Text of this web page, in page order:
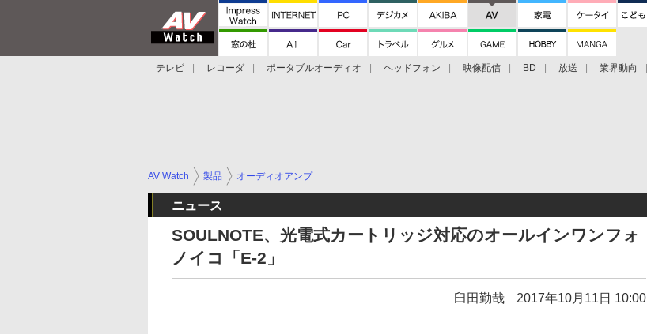
テレビ レコーダ ポータブルオーディオ ヘッドフォン 映像配信 BD 放送 業界動向
AV Watch 製品 オーディオアンプ
ニュース
SOULNOTE、光電式カートリッジ対応のオールインワンフォ
ノイコ「E-2」
臼田勤哉 2017年10月11日 10:00